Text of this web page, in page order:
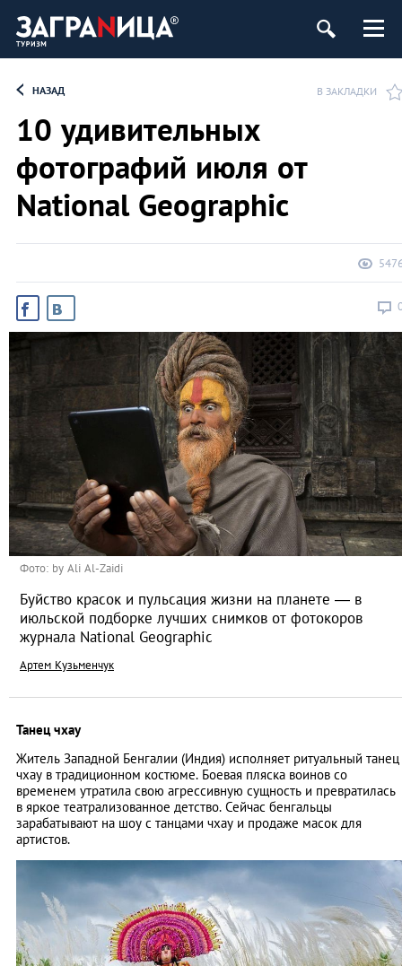
НАЗАД В ЗАКЛАДКИ
10 удивительных
фотографий июля от
National Geographic
Фото: by Ali Al-Zaidi
Буйство красок и пульсация жизни на планете — в
июльской подборке лучших снимков от фотокоров
журнала National Geographic
Артем Кузьменчук
Танец чхау
Житель Западной Бенгалии (Индия) исполняет ритуальный танец
чхау в традиционном костюме. Боевая пляска воинов со
временем утратила свою агрессивную сущность и превратилась
в яркое театрализованное детство. Сейчас бенгальцы
зарабатывают на шоу с танцами чхау и продаже масок для
артистов.